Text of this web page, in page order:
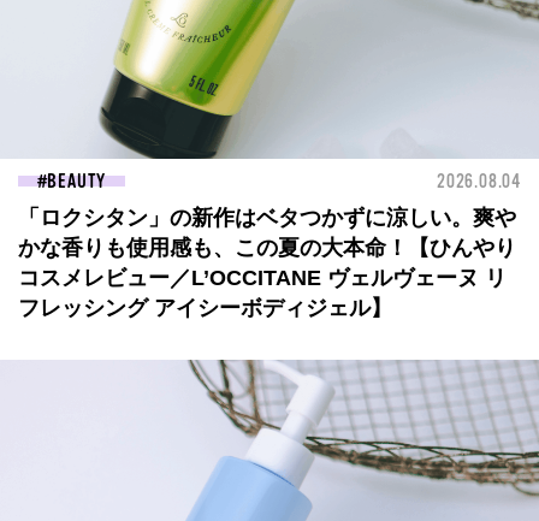
BEAUTY 2026.08.04
「ロクシタン」の新作はベタつかずに涼しい。爽や
かな香りも使用感も、この夏の大本命！【ひんやり
コスメレビュー／L’OCCITANE ヴェルヴェーヌ リ
フレッシング アイシーボディジェル】